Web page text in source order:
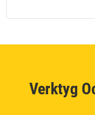
Verktyg